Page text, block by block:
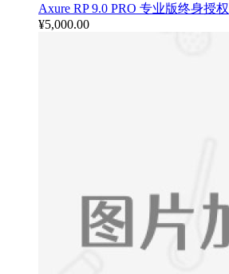
Axure RP 9.0 PRO 专业版终身授权
¥5,000.00